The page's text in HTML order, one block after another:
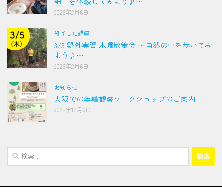
2026年2月6日
終了した講座
3/5 野外実習 木曜散策会 〜自然の中を歩いてみ
よう♪〜
2026年2月6日
お知らせ
大阪での年輪観察ワークショップのご案内
2025年12月6日
検
索: